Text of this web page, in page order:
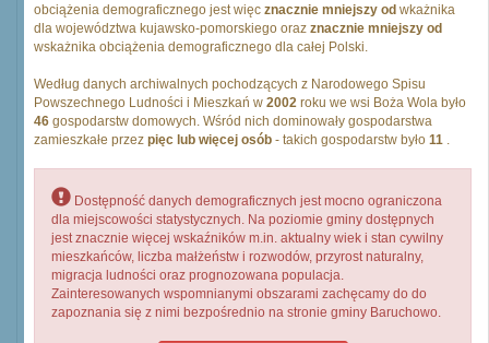
obciążenia demograficznego jest więc znacznie mniejszy od wkażnika
dla województwa kujawsko-pomorskiego oraz znacznie mniejszy od
wskażnika obciążenia demograficznego dla całej Polski.
Według danych archiwalnych pochodzących z Narodowego Spisu
Powszechnego Ludności i Mieszkań w 2002 roku we wsi Boża Wola było
46 gospodarstw domowych. Wśród nich dominowały gospodarstwa
zamieszkałe przez pięc lub więcej osób - takich gospodarstw było 11 .
Dostępność danych demograficznych jest mocno ograniczona
dla miejscowości statystycznych. Na poziomie gminy dostępnych
jest znacznie więcej wskaźników m.in. aktualny wiek i stan cywilny
mieszkańców, liczba małżeństw i rozwodów, przyrost naturalny,
migracja ludności oraz prognozowana populacja.
Zainteresowanych wspomnianymi obszarami zachęcamy do do
zapoznania się z nimi bezpośrednio na stronie gminy Baruchowo.